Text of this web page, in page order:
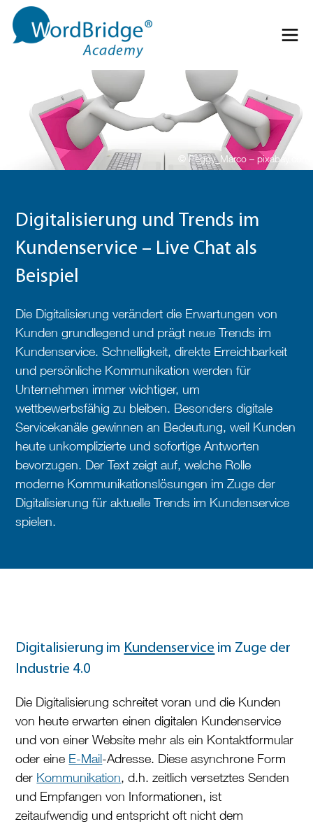
Direkt zum Inhalt springen
© Peggy_Marco – pixabay.com
Digitalisierung und Trends im
Kundenservice – Live Chat als
Beispiel
Die Digitalisierung verändert die Erwartungen von
Kunden grundlegend und prägt neue Trends im
Kundenservice. Schnelligkeit, direkte Erreichbarkeit
und persönliche Kommunikation werden für
Unternehmen immer wichtiger, um
wettbewerbsfähig zu bleiben. Besonders digitale
Servicekanäle gewinnen an Bedeutung, weil Kunden
heute unkomplizierte und sofortige Antworten
bevorzugen. Der Text zeigt auf, welche Rolle
moderne Kommunikationslösungen im Zuge der
Digitalisierung für aktuelle Trends im Kundenservice
spielen.
Digitalisierung im Kundenservice im Zuge der
Industrie 4.0
Die Digitalisierung schreitet voran und die Kunden
von heute erwarten einen digitalen Kundenservice
und von einer Website mehr als ein Kontaktformular
oder eine E-Mail-Adresse. Diese asynchrone Form
der Kommunikation, d.h. zeitlich versetztes Senden
und Empfangen von Informationen, ist
zeitaufwendig und entspricht oft nicht dem